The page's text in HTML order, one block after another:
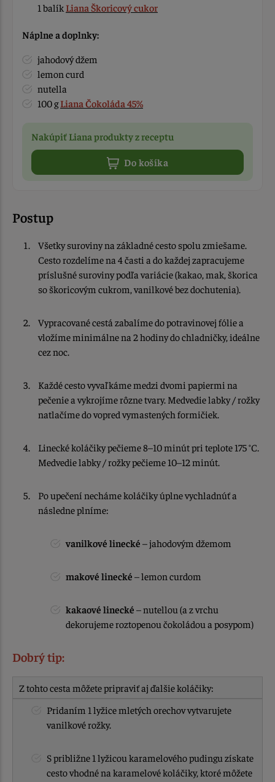
1 balík Liana Škoricový cukor
Náplne a doplnky:
jahodový džem
lemon curd
nutella
100 gLiana Čokoláda 45%
Nakúpiť Liana produkty z receptu
Do košíka
Postup
Všetky suroviny na základné cesto spolu zmiešame.
Cesto rozdelíme na 4 časti a do každej zapracujeme
príslušné suroviny podľa variácie (kakao, mak, škorica
so škoricovým cukrom, vanilkové bez dochutenia).
Vypracované cestá zabalíme do potravinovej fólie a
vložíme minimálne na 2 hodiny do chladničky, ideálne
cez noc.
Každé cesto vyvaľkáme medzi dvomi papiermi na
pečenie a vykrojíme rôzne tvary. Medvedie labky / rožky
natlačíme do vopred vymastených formičiek.
Linecké koláčiky pečieme 8–10 minút pri teplote 175 °C.
Medvedie labky / rožky pečieme 10–12 minút.
Po upečení necháme koláčiky úplne vychladnúť a
následne plníme:
vanilkové linecké – jahodovým džemom
makové linecké – lemon curdom
kakaové linecké – nutellou (a z vrchu
dekorujeme roztopenou čokoládou a posypom)
Dobrý tip:
Z tohto cesta môžete pripraviť aj ďalšie koláčiky:
Pridaním 1 lyžice mletých orechov vytvarujete
vanilkové rožky.
S približne 1 lyžicou karamelového pudingu získate
cesto vhodné na karamelové koláčiky, ktoré môžete